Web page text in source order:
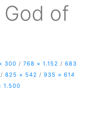
God of
300 / 768 × 1.152 / 683
/ 825 × 542 / 935 × 614
1.500